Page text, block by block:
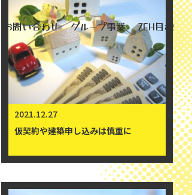
お問い合わせ グループ事業
バルボアスタジオ（店舗）
バルボア工務店株式会社
ZEH目標